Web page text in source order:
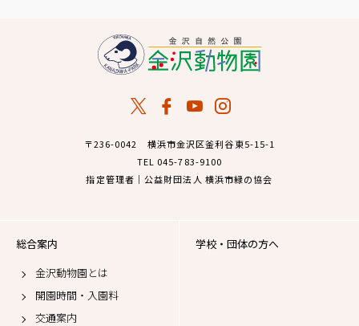
〒236-0042 横浜市金沢区釜利谷東5-15-1
TEL 045-783-9100
指定管理者｜公益財団法人 横浜市緑の協会
総合案内
金沢動物園とは
開園時間・入園料
交通案内
学校・団体の方へ